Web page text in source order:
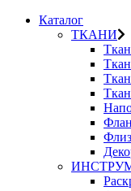
Каталог
ТКАНИ